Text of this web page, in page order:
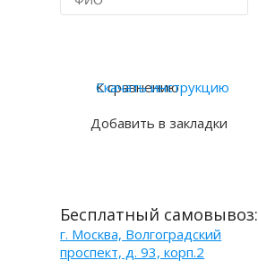
К сравнению
Добавить в закладки
Скачать инструкцию
Бесплатный самовывоз:
г. Москва, Волгоградский
проспект, д. 93, корп.2